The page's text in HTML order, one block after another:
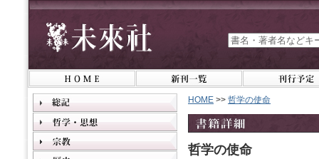
HOME >> 哲学の使命
哲学の使命